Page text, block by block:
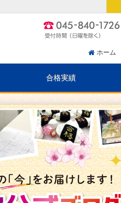
ホーム
合格実績